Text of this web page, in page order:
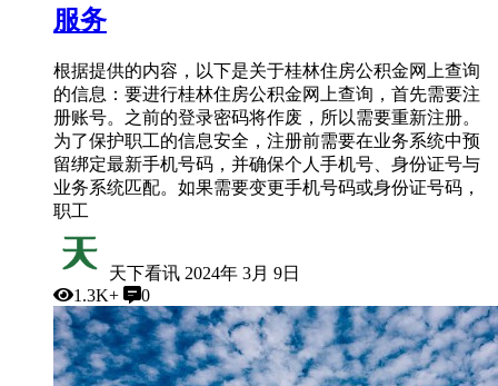
服务
根据提供的内容，以下是关于桂林住房公积金网上查询
的信息：要进行桂林住房公积金网上查询，首先需要注
册账号。之前的登录密码将作废，所以需要重新注册。
为了保护职工的信息安全，注册前需要在业务系统中预
留绑定最新手机号码，并确保个人手机号、身份证号与
业务系统匹配。如果需要变更手机号码或身份证号码，
职工
天下看讯 2024年 3月 9日
1.3K+
0